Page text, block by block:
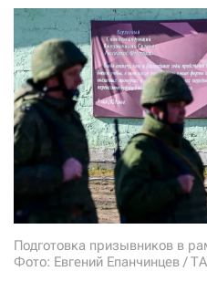
Подготовка призывников в
Фото: Евгений Епанчинцев /
Нажимая кнопку «Стать
я принимаю условия и
СТАТЬ
ПОДЕЛИТЬСЯ
Если у вас есть вопросы,
+7 (929) 612-03-68